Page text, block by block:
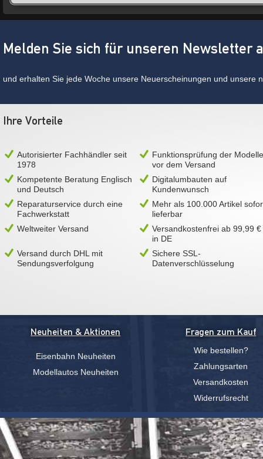
Melden Sie sich für unseren Newsletter
und erhalten Sie jede Woche unsere Neuerscheinungen und unsere
Ihre Vorteile
Autorisierter Fachhändler seit
1978
Funktionsprüfung der Modelle
vor dem Versand
Kompetente Beratung Englisch
und Deutsch
Digitalumbauten auf
Kundenwunsch
Reparaturservice durch eine
Fachwerkstatt
Mehr als 100.000 Artikel
lieferbar
Weltweiter Versand
Versandkostenfrei ab 99,99 €
in DE
Versand durch DHL mit
Sendungsverfolgung
Sichere SSL-
Datenverschlüsselung
Neuheiten & Aktionen
Eisenbahn Neuheiten
Modellautos Neuheiten
Fragen zum Kauf
Wie bestellen?
Zahlungsarten
Versandkosten
Widerrufsrecht